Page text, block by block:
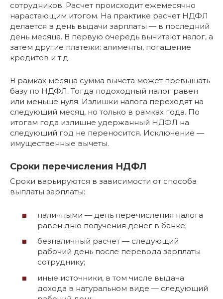
сотрудников. Расчет происходит ежемесячно
нарастающим итогом. На практике расчет НДФЛ
делается в день выдачи зарплаты — в последний
день месяца. В первую очередь вычитают налог, а
затем другие платежи: алименты, погашение
кредитов и т.д.
В рамках месяца сумма вычета может превышать
базу по НДФЛ. Тогда подоходный налог равен
или меньше нуля. Излишки налога переходят на
следующий месяц, но только в рамках года. По
итогам года излишне удержанный НДФЛ на
следующий год не переносится. Исключение —
имущественные вычеты.
Сроки перечисления НДФЛ
Сроки варьируются в зависимости от способа
выплаты зарплаты:
наличными — день перечисления налога
равен дню получения денег в банке;
безналичный расчет — следующий
рабочий день после перевода зарплаты
сотруднику;
иные источники, в том числе выдача
дохода в натуральном виде — следующий